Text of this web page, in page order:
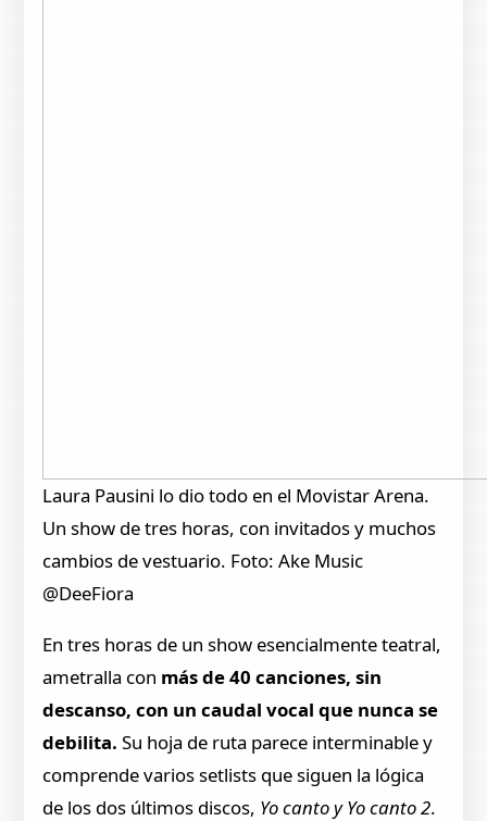
Laura Pausini lo dio todo en el Movistar Arena.
Un show de tres horas, con invitados y muchos
cambios de vestuario. Foto: Ake Music
@DeeFiora
En tres horas de un show esencialmente teatral,
ametralla con más de 40 canciones, sin
descanso, con un caudal vocal que nunca se
debilita. Su hoja de ruta parece interminable y
comprende varios setlists que siguen la lógica
de los dos últimos discos, Yo canto y Yo canto 2.